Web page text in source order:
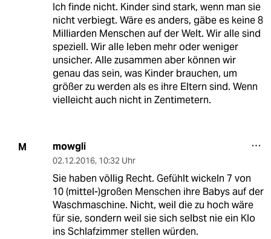
Ich finde nicht. Kinder sind stark, wenn man sie
nicht verbiegt. Wäre es anders, gäbe es keine 8
Milliarden Menschen auf der Welt. Wir alle sind
speziell. Wir alle leben mehr oder weniger
unsicher. Alle zusammen aber können wir
genau das sein, was Kinder brauchen, um
größer zu werden als es ihre Eltern sind. Wenn
vielleicht auch nicht in Zentimetern.
M mowgli
02.12.2016, 10:32 Uhr
Sie haben völlig Recht. Gefühlt wickeln 7 von
10 (mittel-)großen Menschen ihre Babys auf der
Waschmaschine. Nicht, weil die zu hoch wäre
für sie, sondern weil sie sich selbst nie ein Klo
ins Schlafzimmer stellen würden.